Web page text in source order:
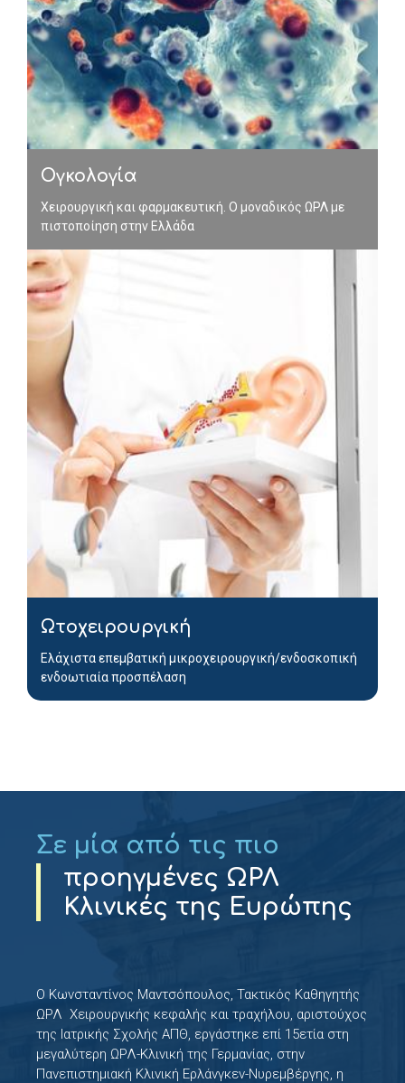
Ογκολογία
Χειρουργική και φαρμακευτική. Ο μοναδικός ΩΡΛ με
πιστοποίηση στην Ελλάδα
Ωτοχειρουργική
Ελάχιστα επεμβατική μικροχειρουργική/ενδοσκοπική
ενδοωτιαία προσπέλαση
Σε μία από τις πιο
προηγμένες ΩΡΛ
Κλινικές της Ευρώπης
Ο Κωνσταντίνος Μαντσόπουλος, Τακτικός Καθηγητής
ΩΡΛ Χειρουργικής κεφαλής και τραχήλου, αριστούχος
της Ιατρικής Σχολής ΑΠΘ, εργάστηκε επί 15ετία στη
μεγαλύτερη ΩΡΛ-Κλινική της Γερμανίας, στην
Πανεπιστημιακή Κλινική Ερλάνγκεν-Νυρεμβέργης, η